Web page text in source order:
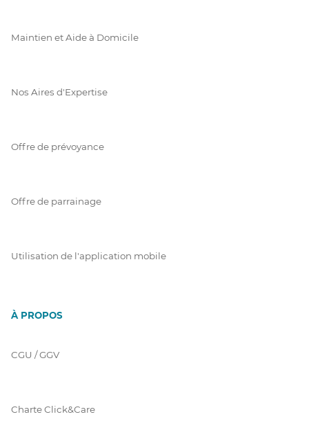
Maintien et Aide à Domicile
Nos Aires d'Expertise
Offre de prévoyance
Offre de parrainage
Utilisation de l'application mobile
À PROPOS
CGU / GGV
Charte Click&Care